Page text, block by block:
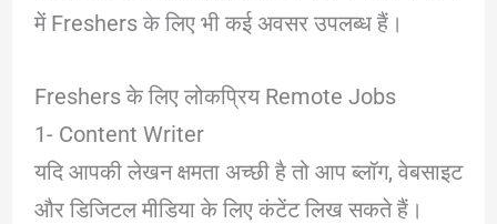
में Freshers के लिए भी कई अवसर उपलब्ध हैं।
Freshers के लिए लोकप्रिय Remote Jobs
1- Content Writer
यदि आपकी लेखन क्षमता अच्छी है तो आप ब्लॉग, वेबसाइट
और डिजिटल मीडिया के लिए कंटेंट लिख सकते हैं।